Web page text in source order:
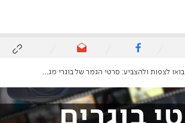
בואו לצפות ולהצביע: סרטי הגמר של בוגרי מגמות הקולנוע